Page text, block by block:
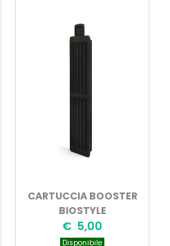
CARTUCCIA BOOSTER
BIOSTYLE
€ 5,00
Disponibile